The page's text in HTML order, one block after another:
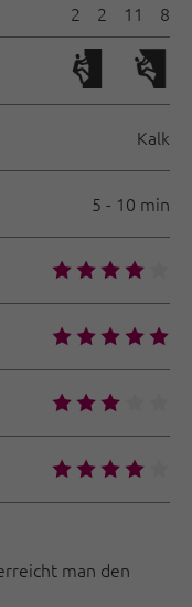
2
2
11
8
Kalk
5 - 10 min
🞙🞙🞙🞙
🞙🞙🞙🞙🞙
🞙🞙🞙
🞙🞙🞙🞙
man den